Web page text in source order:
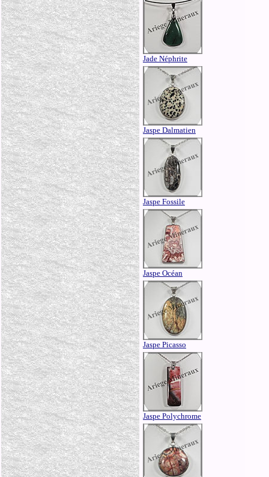
Jade Néphrite
Jaspe Dalmatien
Jaspe Fossile
Jaspe Océan
Jaspe Picasso
Jaspe Polychrome